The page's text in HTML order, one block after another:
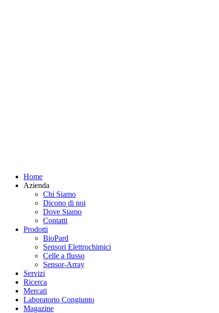
Home
Azienda
Chi Siamo
Dicono di noi
Dove Siamo
Contatti
Prodotti
BioPard
Sensori Elettrochimici
Celle a flusso
Sensor-Array
Servizi
Ricerca
Mercati
Laboratorio Congiunto
Magazine